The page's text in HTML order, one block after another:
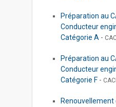
Préparation au
Conducteur
Catégorie A -
Préparation au
Conducteur
Catégorie F -
Renouvellement